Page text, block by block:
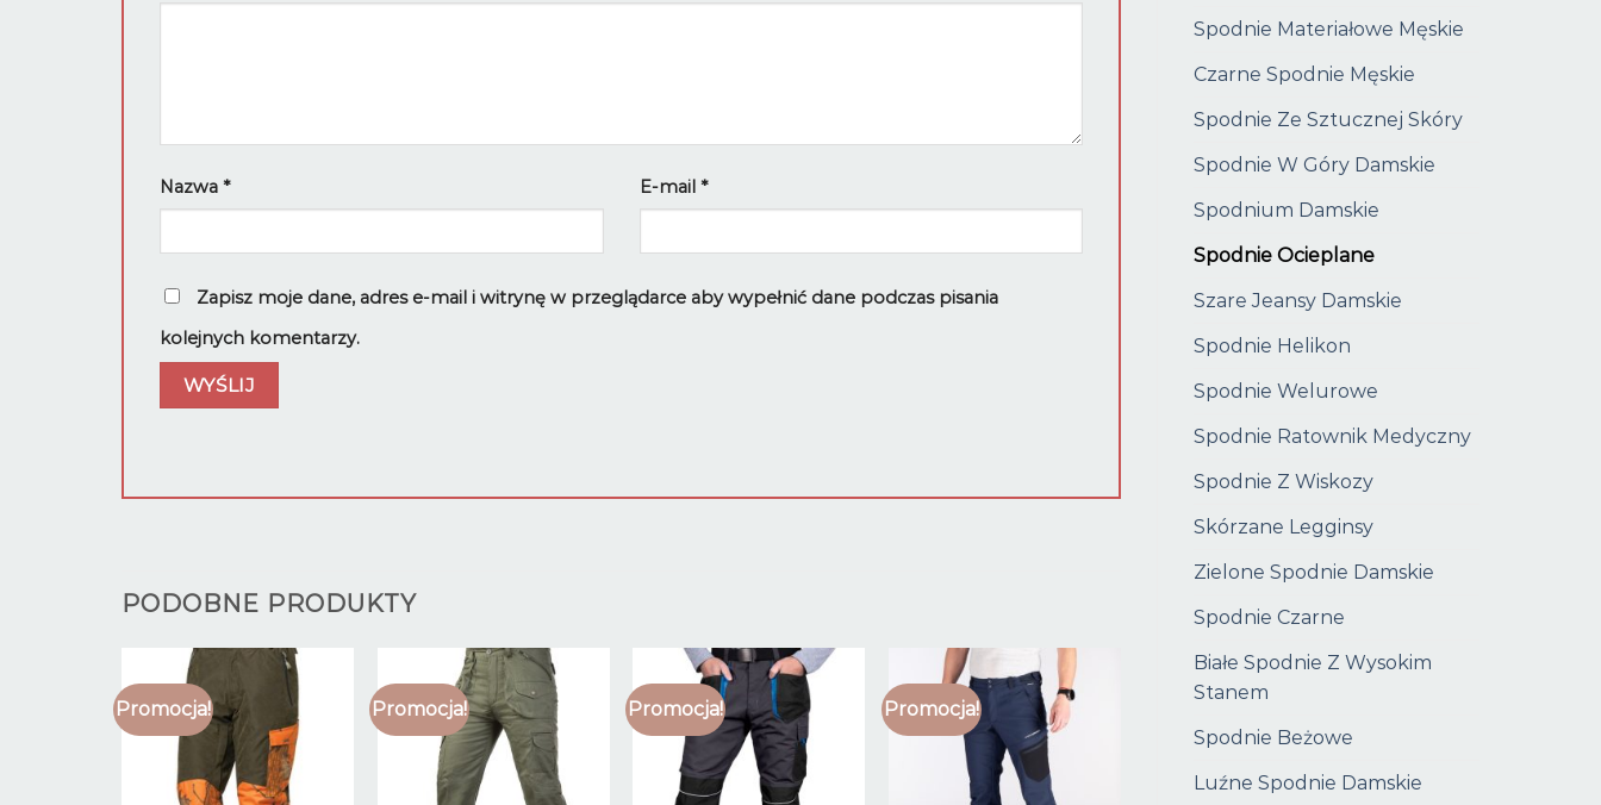
Spodnie Materiałowe Męskie
Czarne Spodnie Męskie
Spodnie Ze Sztucznej Skóry
Spodnie W Góry Damskie
Spodnium Damskie
Spodnie Ocieplane
Szare Jeansy Damskie
Spodnie Helikon
Spodnie Welurowe
Spodnie Ratownik Medyczny
Spodnie Z Wiskozy
Skórzane Legginsy
Zielone Spodnie Damskie
Spodnie Czarne
Białe Spodnie Z Wysokim
Stanem
Spodnie Beżowe
Luźne Spodnie Damskie
Nazwa * E-mail *
Zapisz moje dane, adres e-mail i witrynę w przeglądarce aby wypełnić dane podczas pisania
kolejnych komentarzy.
PODOBNE PRODUKTY
Promocja! Promocja! Promocja! Promocja!